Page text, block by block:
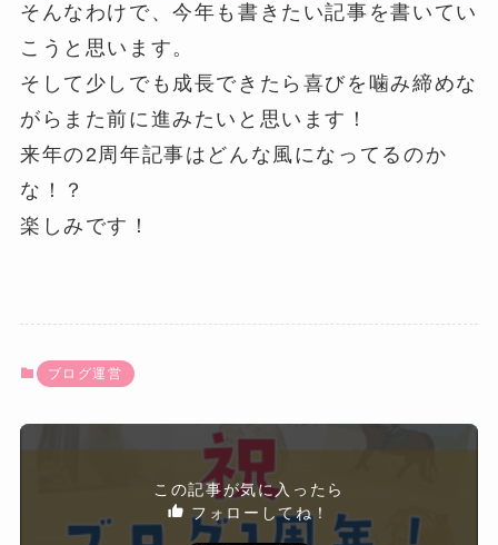
そんなわけで、今年も書きたい記事を書いてい
こうと思います。
そして少しでも成長できたら喜びを噛み締めな
がらまた前に進みたいと思います！
来年の2周年記事はどんな風になってるのか
な！？
楽しみです！
ブログ運営
この記事が気に入ったら
フォローしてね！